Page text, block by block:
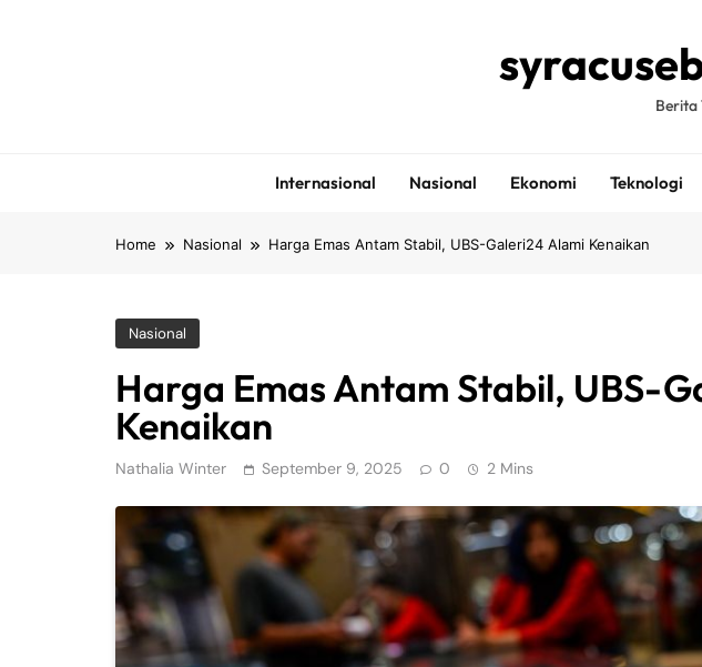
Berita
Internasional Nasional Ekonomi Teknologi
Home Nasional Harga Emas Antam Stabil, UBS-Galeri24 Alami Kenaikan
Nasional
Harga Emas Antam Stabil, UBS-
Kenaikan
Nathalia Winter September 9, 2025 0 2 Mins